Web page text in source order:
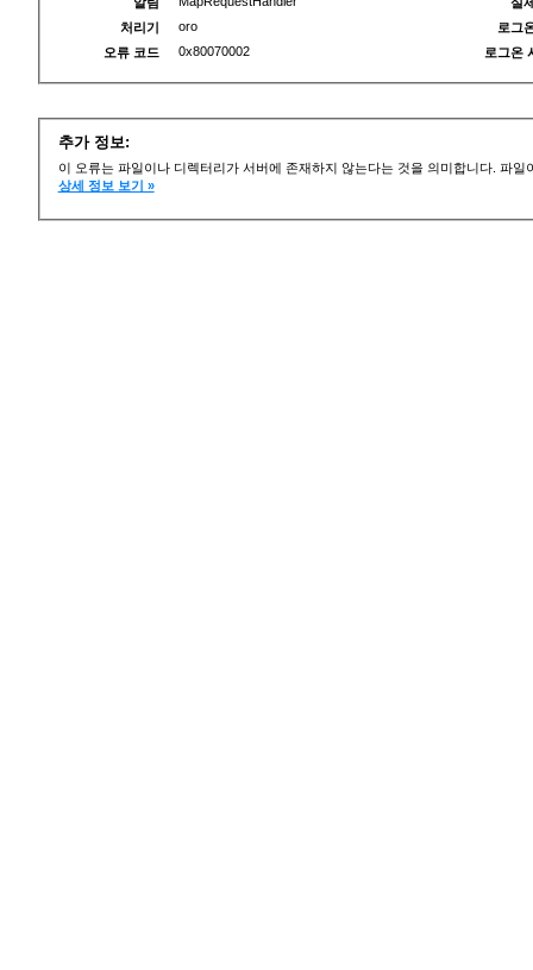
처리기
oro
오류 코드
0x80070002
로그
로그온
추가 정보:
이 오류는 파일이나 디렉터리가 서버에 존재하지 않는다는 것을 의미합니다. 파
상세 정보 보기 »